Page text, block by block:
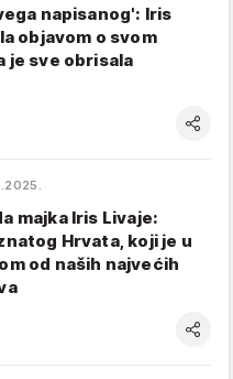
napisanog': Iris
objavom o svom
je sve obrisala
majka Iris Livaje:
Hrvata, koji je u
od naših najvećih